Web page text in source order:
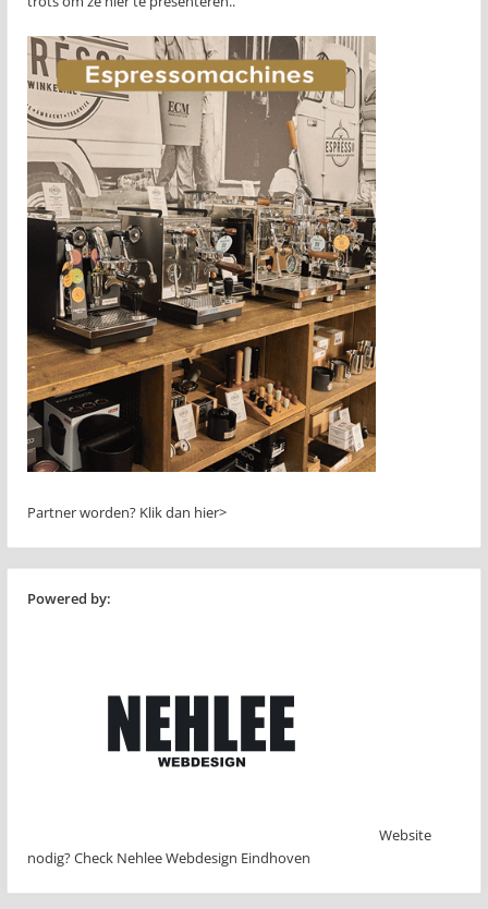
Partner worden? Klik dan hier>
Powered by:
Website
nodig? Check Nehlee Webdesign Eindhoven